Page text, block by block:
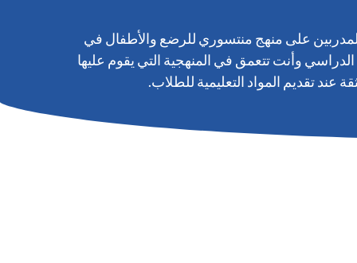
في المرحلة العمرية 1-3 سنوات حيث إن المعلمين المدربين على منهج منتسوري للرضع والأطفال في
الفصل الدراسي وأنت تتعمق في المنهجية التي يقوم عليها
عند تقديم المواد التعليمية للطلاب.